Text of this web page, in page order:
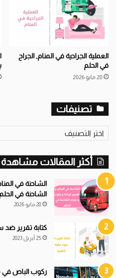
العملية الجراحية في المنام, الجراح
في الحلم
28 مايو 2026
تصنيفات
تصنيفات
أكثر المقالات مشاهدة
الشاحنة في
الشاحنة في الحلم
28 مايو 2026
كتابة تقرير ضد
25 أبريل 2023
ركوب الباص في